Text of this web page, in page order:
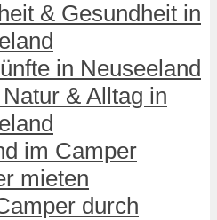
& Gesundheit in
in Neuseeland
& Alltag in
im Camper
mieten
durch